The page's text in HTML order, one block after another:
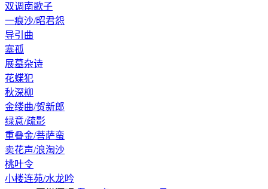
双调南歌子
一痕沙/昭君怨
导引曲
塞孤
展墓杂诗
花蝶犯
秋深柳
金缕曲/贺新郎
绿意/疏影
重叠金/菩萨蛮
卖花声/浪淘沙
桃叶令
小楼连苑/水龙吟